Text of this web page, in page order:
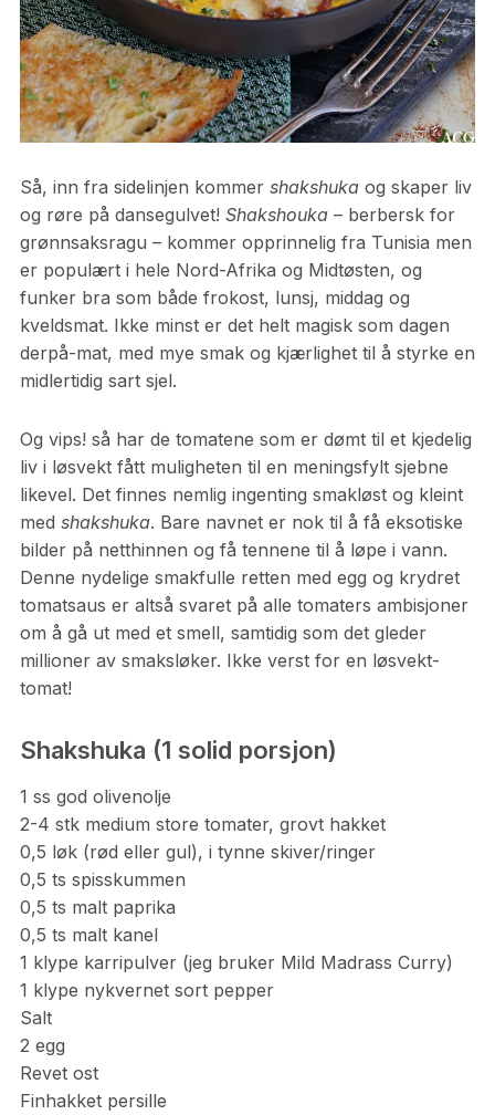
Så, inn fra sidelinjen kommer shakshuka og skaper liv
og røre på dansegulvet! Shakshouka– berbersk for
grønnsaksragu – kommer opprinnelig fra Tunisia men
er populært i hele Nord-Afrika og Midtøsten, og
funker bra som både frokost, lunsj, middag og
kveldsmat. Ikke minst er det helt magisk som dagen
derpå-mat, med mye smak og kjærlighet til å styrke en
midlertidig sart sjel.
Og vips! så har de tomatene som er dømt til et kjedelig
liv i løsvekt fått muligheten til en meningsfylt sjebne
likevel. Det finnes nemlig ingenting smakløst og kleint
med shakshuka. Bare navnet er nok til å få eksotiske
bilder på netthinnen og få tennene til å løpe i vann.
Denne nydelige smakfulle retten med egg og krydret
tomatsaus er altså svaret på alle tomaters ambisjoner
om å gå ut med et smell, samtidig som det gleder
millioner av smaksløker. Ikke verst for en løsvekt-
tomat!
Shakshuka (1 solid porsjon)
1 ss god olivenolje
2-4 stk medium store tomater, grovt hakket
0,5 løk (rød eller gul), i tynne skiver/ringer
0,5 ts spisskummen
0,5 ts malt paprika
0,5 ts malt kanel
1 klype karripulver (jeg bruker Mild Madrass Curry)
1 klype nykvernet sort pepper
Salt
2 egg
Revet ost
Finhakket persille